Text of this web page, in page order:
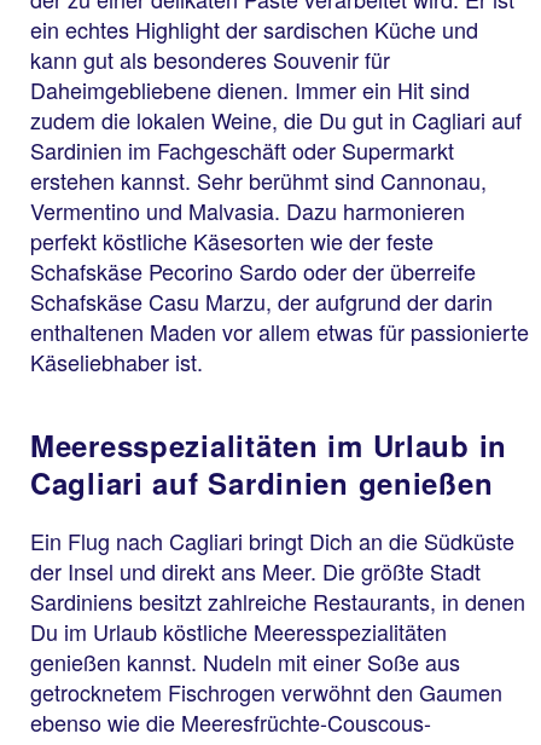
ein echtes Highlight der sardischen Küche und
kann gut als besonderes Souvenir für
Daheimgebliebene dienen. Immer ein Hit sind
zudem die lokalen Weine, die Du gut in Cagliari auf
Sardinien im Fachgeschäft oder Supermarkt
erstehen kannst. Sehr berühmt sind Cannonau,
Vermentino und Malvasia. Dazu harmonieren
perfekt köstliche Käsesorten wie der feste
Schafskäse Pecorino Sardo oder der überreife
Schafskäse Casu Marzu, der aufgrund der darin
enthaltenen Maden vor allem etwas für passionierte
Käseliebhaber ist.
Meeresspezialitäten im Urlaub in
Cagliari auf Sardinien genießen
Ein Flug nach Cagliari bringt Dich an die Südküste
der Insel und direkt ans Meer. Die größte Stadt
Sardiniens besitzt zahlreiche Restaurants, in denen
Du im Urlaub köstliche Meeresspezialitäten
genießen kannst. Nudeln mit einer Soße aus
getrocknetem Fischrogen verwöhnt den Gaumen
ebenso wie die Meeresfrüchte-Couscous-